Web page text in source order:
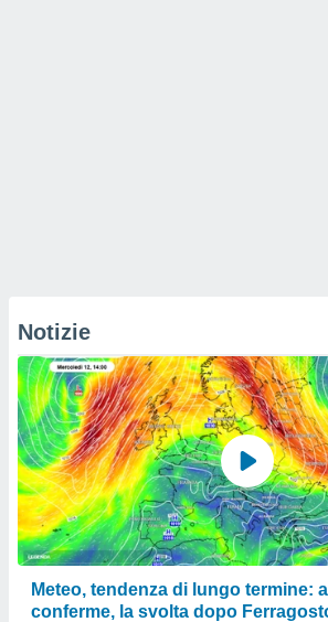
Notizie
Meteo, tendenza di lungo termine:
conferme, la svolta dopo